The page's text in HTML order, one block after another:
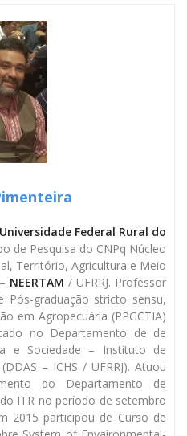
Universidade Federal Rural do
de Pesquisa do CNPq Núcleo
Território, Agricultura e Meio
NEERTAM / UFRRJ. Professor
Pós-graduação stricto sensu,
em Agropecuária (PPGCTIA)
no Departamento de de
e Sociedade – Instituto de
– ICHS / UFRRJ). Atuou
do Departamento de
ITR no período de setembro
2015 participou de Curso de